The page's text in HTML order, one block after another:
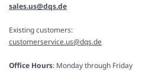
sales.us@dqs.de
Existing customers:
customerservice.us@dqs.de
Office Hours: Monday through Friday